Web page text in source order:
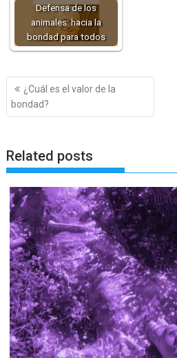
Defensa de los
animales: hacia la
bondad para todos
Navegación
de
entradas
¿Cuál es el valor de la
bondad?
Related posts